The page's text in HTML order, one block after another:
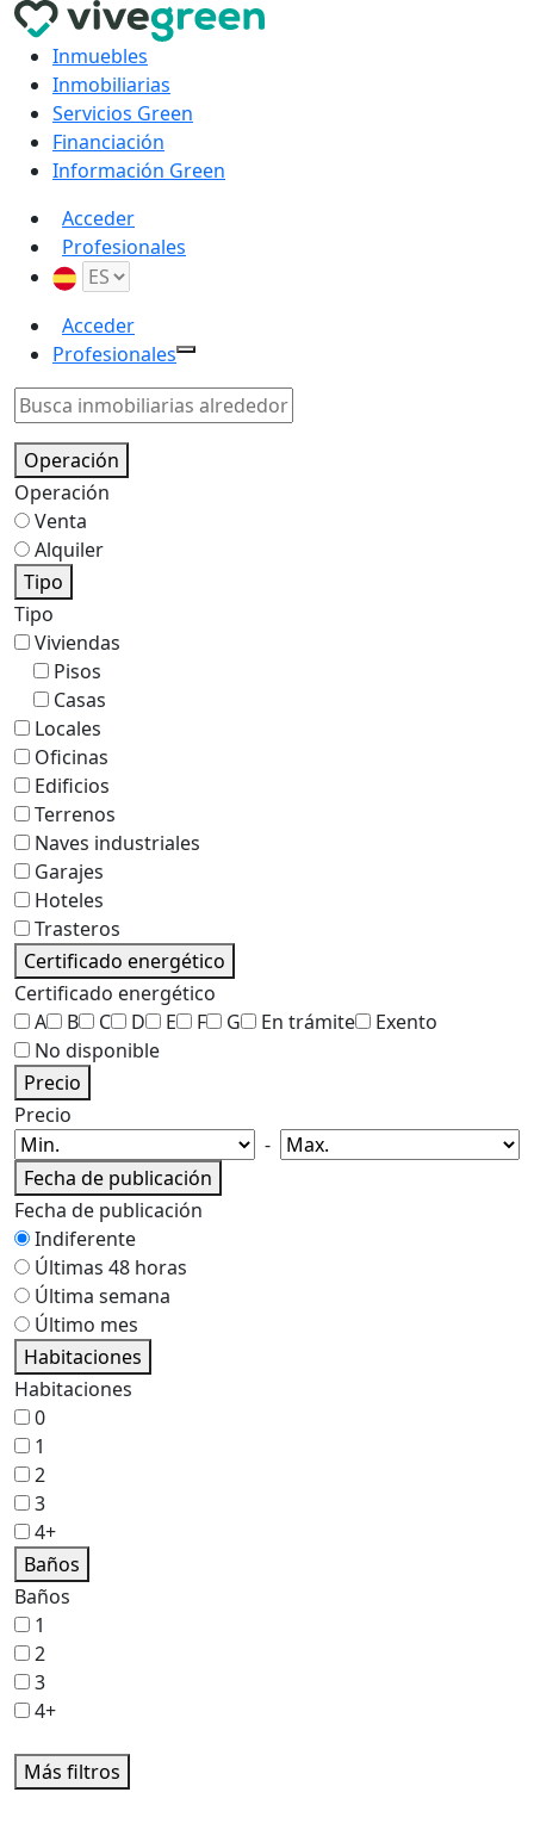
Inmuebles
Inmobiliarias
Servicios Green
Financiación
Información Green
Acceder
Profesionales
Acceder
Profesionales
Operación
Operación
Venta
Alquiler
Tipo
Tipo
Viviendas
Pisos
Casas
Locales
Oficinas
Edificios
Terrenos
Naves industriales
Garajes
Hoteles
Trasteros
Certificado energético
Certificado energético
A
B C D E F G En trámite
Exento
No disponible
Precio
Precio
-
Fecha de publicación
Fecha de publicación
Indiferente
Últimas 48 horas
Última semana
Último mes
Habitaciones
Habitaciones
0
1
2
3
4+
Baños
Baños
1
2
3
4+
Más filtros